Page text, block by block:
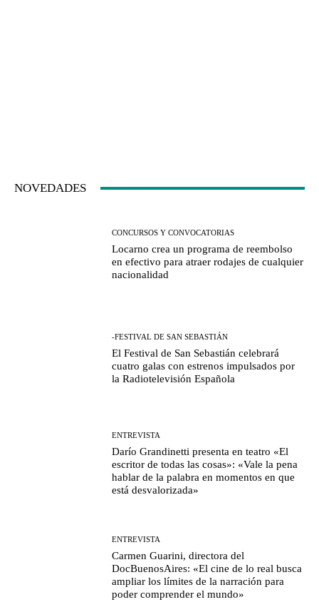
NOVEDADES
CONCURSOS Y CONVOCATORIAS
Locarno crea un programa de reembolso
en efectivo para atraer rodajes de cualquier
nacionalidad
-FESTIVAL DE SAN SEBASTIÁN
El Festival de San Sebastián celebrará
cuatro galas con estrenos impulsados por
la Radiotelevisión Española
ENTREVISTA
Darío Grandinetti presenta en teatro «El
escritor de todas las cosas»: «Vale la pena
hablar de la palabra en momentos en que
está desvalorizada»
ENTREVISTA
Carmen Guarini, directora del
DocBuenosAires: «El cine de lo real busca
ampliar los límites de la narración para
poder comprender el mundo»